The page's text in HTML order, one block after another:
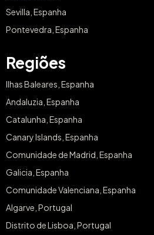
Sevilla, Espanha
Pontevedra, Espanha
Regiões
Ilhas Baleares, Espanha
Andaluzia, Espanha
Catalunha, Espanha
Canary Islands, Espanha
Comunidade de Madrid, Espanha
Galicia, Espanha
Comunidade Valenciana, Espanha
Algarve, Portugal
Distrito de Lisboa, Portugal